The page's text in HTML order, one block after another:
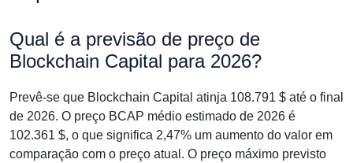
Qual é a previsão de preço de
Blockchain Capital para 2026?
Prevê-se que Blockchain Capital atinja 108.791 $ até o final
de 2026. O preço BCAP médio estimado de 2026 é
102.361 $, o que significa 2,47% um aumento do valor em
comparação com o preço atual. O preço máximo previsto